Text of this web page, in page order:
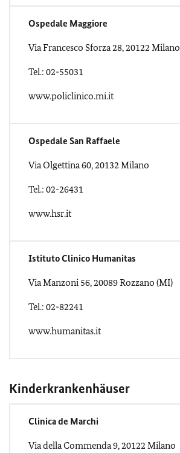
Ospedale Maggiore
Via Francesco Sforza 28, 20122 Milano
Tel.: 02-55031
www.policlinico.mi.it
Ospedale San Raffaele
Via Olgettina 60, 20132 Milano
Tel.: 02-26431
www.hsr.it
Istituto Clinico Humanitas
Via Manzoni 56, 20089 Rozzano (MI)
Tel.: 02-82241
www.humanitas.it
Kinderkrankenhäuser
Clinica de Marchi
Via della Commenda 9, 20122 Milano